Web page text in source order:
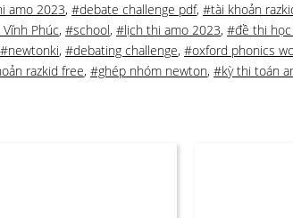
amo 2023, #debate challenge pdf, #tài khoản
Phúc, #school, #lịch thi amo 2023, #đề thi
#newtonki, #debating challenge, #oxford phonics
razkid free, #ghép nhóm newton, #kỳ thi toán